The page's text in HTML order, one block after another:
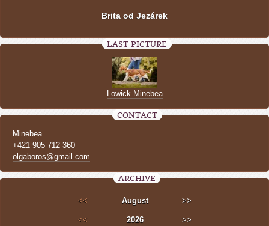
Brita od Jezárek
LAST PICTURE
Lowick Minebea
CONTACT
Minebea
+421 905 712 360
olgaboros@gmail.com
ARCHIVE
<< August >>
<< 2026 >>